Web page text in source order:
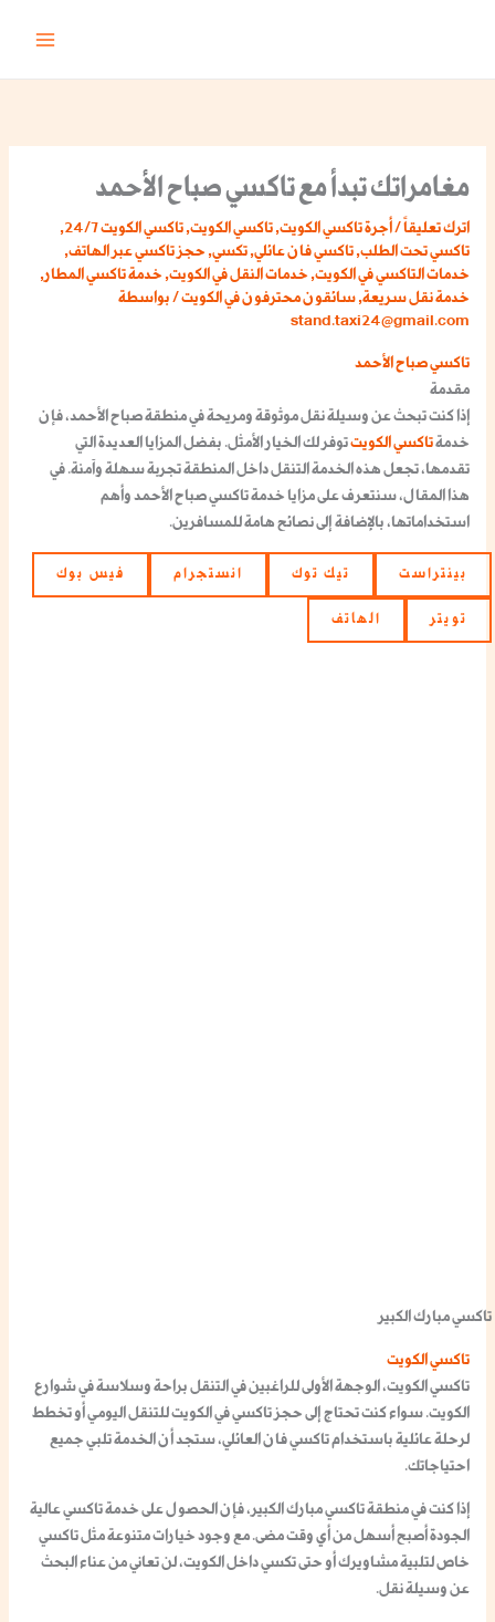
مغامراتك تبدأ مع تاكسي صباح الأحمد
اترك تعليقاً/ أجرة تاكسي الكويت,تاكسي الكويت,تاكسي الكويت 24/7
,
تاكسي تحت الطلب,تاكسي فان عائلي,تكسي, حجز تاكسي عبر الهاتف,
خدمات التاكسي في الكويت,خدمات النقل في الكويت,خدمة تاكسي المطار,
خدمة نقل سريعة,سائقون محترفون في الكويت/ بواسطة
stand.taxi24@gmail.com
تاكسي صباح الأحمد
مقدمة
إذا كنت تبحث عن وسيلة نقل موثوقة ومريحة في منطقة صباح الأحمد، فإن
خدمةتاكسي الكويتتوفر لك الخيار الأمثل. بفضل المزايا العديدة التي
تقدمها، تجعل هذه الخدمة التنقل داخل المنطقة تجربة سهلة وآمنة. في
هذا المقال، سنتعرف على مزايا خدمة تاكسي صباح الأحمد وأهم
استخداماتها، بالإضافة إلى نصائح هامة للمسافرين.
بينتراست تيك توك انستجرام فيس بوك
تويتر الهاتف
تاكسي مبارك الكبير
تاكسي الكويت
تاكسي الكويت، الوجهة الأولى للراغبين في التنقل براحة وسلاسة في شوارع
الكويت. سواء كنت تحتاج إلى حجز تاكسي في الكويتللتنقل اليومي أو تخطط
لرحلة عائلية باستخدامتاكسي فان العائلي، ستجد أن الخدمة تلبي جميع
احتياجاتك.
إذا كنت في منطقةتاكسي مبارك الكبير ، فإن الحصول على خدمة تاكسيعالية
الجودة أصبح أسهل من أي وقت مضى. مع وجود خيارات متنوعة مثلتاكسي
خاص لتلبية مشاويركأو حتىتكسي داخل الكويت، لن تعاني من عناء البحث
عن وسيلة نقل.